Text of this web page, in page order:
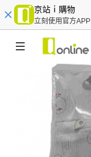
京站ｉ購物
立刻使用官方APP